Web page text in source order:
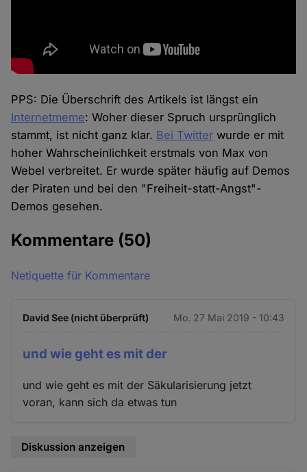
PPS: Die Überschrift des Artikels ist längst ein
Internetmeme: Woher dieser Spruch ursprünglich
stammt, ist nicht ganz klar. Bei Twitter wurde er mit
hoher Wahrscheinlichkeit erstmals von Max von
Webel verbreitet. Er wurde später häufig auf Demos
der Piraten und bei den "Freiheit-statt-Angst"-
Demos gesehen.
Kommentare (50)
Netiquette für Kommentare
David See (nicht überprüft) Mo. 27 Mai 2019 - 10:43
und wie geht es mit der
und wie geht es mit der Säkularisierung jetzt
voran, kann sich da etwas tun
Diskussion anzeigen